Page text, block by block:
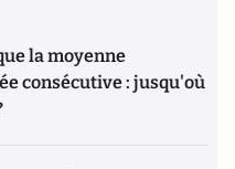
la moyenne
consécutive : jusqu'où